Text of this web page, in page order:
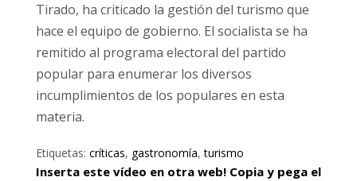
Tirado, ha criticado la gestión del turismo que
hace el equipo de gobierno. El socialista se ha
remitido al programa electoral del partido
popular para enumerar los diversos
incumplimientos de los populares en esta
materia.
Etiquetas: críticas, gastronomía,turismo
Inserta este vídeo en otra web! Copia y pega el